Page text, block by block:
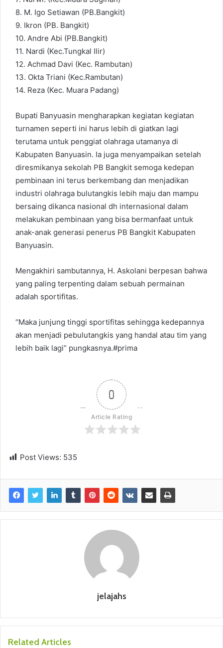
8. M. Igo Setiawan (PB.Bangkit)
9. Ikron (PB. Bangkit)
10. Andre Abi (PB.Bangkit)
11. Nardi (Kec.Tungkal Ilir)
12. Achmad Davi (Kec. Rambutan)
13. Okta Triani (Kec.Rambutan)
14. Reza (Kec. Muara Padang)
Bupati Banyuasin mengharapkan kegiatan kegiatan
turnamen seperti ini harus lebih di giatkan lagi
terutama untuk penggiat olahraga utamanya di
Kabupaten Banyuasin. Ia juga menyampaikan setelah
diresmikanya sekolah PB Bangkit semoga kedepan
pembinaan ini terus berkembang dan menjadikan
industri olahraga bulutangkis lebih maju dan mampu
bersaing dikanca nasional dh internasional dalam
melakukan pembinaan yang bisa bermanfaat untuk
anak-anak generasi penerus PB Bangkit Kabupaten
Banyuasin.
Mengakhiri sambutannya, H. Askolani berpesan bahwa
yang paling terpenting dalam sebuah permainan
adalah sportifitas.
“Maka junjung tinggi sportifitas sehingga kedepannya
akan menjadi pebulutangkis yang handal atau tim yang
lebih baik lagi” pungkasnya.#prima
0
Article Rating
Post Views: 535
jelajahs
Related Articles